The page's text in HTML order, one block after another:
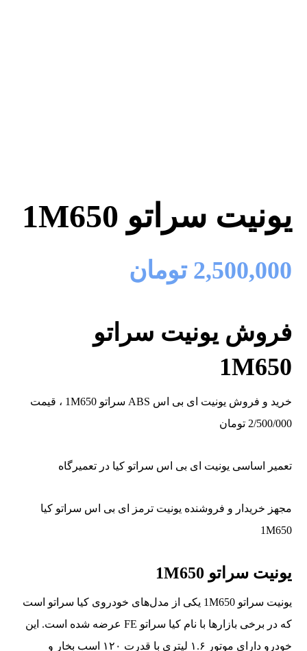
یونیت سراتو 1M650
2,500,000 تومان
فروش یونیت سراتو
1M650
خرید و فروش یونیت ای بی اس ABS سراتو 1M650 ، قیمت
2/500/000 تومان
تعمیر اساسی یونیت ای بی اس سراتو کیا در تعمیرگاه
مجهز خریدار و فروشنده یونیت ترمز ای بی اس سراتو کیا
1M650
یونیت سراتو 1M650
یونیت سراتو 1M650 یکی از مدل‌های خودروی کیا سراتو است
که در برخی بازارها با نام کیا سراتو FE عرضه شده است. این
خودرو دارای موتور ۱.۶ لیتری با قدرت ۱۲۰ اسب بخار و